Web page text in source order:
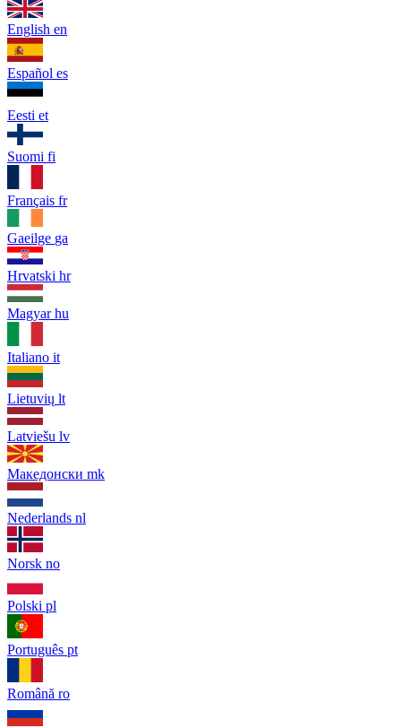
English en
Español es
Eesti et
Suomi fi
Français fr
Gaeilge ga
Hrvatski hr
Magyar hu
Italiano it
Lietuvių lt
Latviešu lv
Македонски mk
Nederlands nl
Norsk no
Polski pl
Português pt
Română ro